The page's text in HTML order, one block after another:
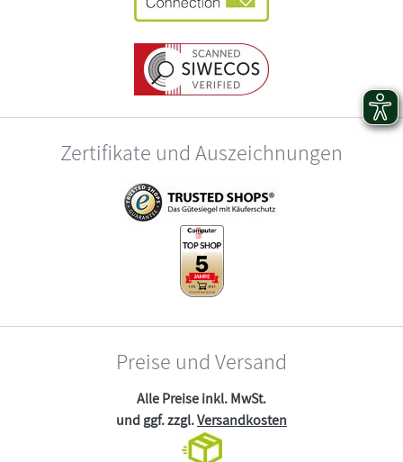
Zertifikate und Auszeichnungen
Preise und Versand
Alle Preise inkl. MwSt.
und ggf. zzgl.Versandkosten